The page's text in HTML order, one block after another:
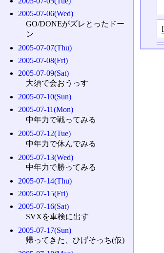
[
2005-07-06(Wed)
GO/DONEがズレとったドー
ン
2005-07-07(Thu)
2005-07-08(Fri)
2005-07-09(Sat)
大須で会おうっす
2005-07-10(Sun)
2005-07-11(Mon)
中年力で戦ってみる
2005-07-12(Tue)
中年力で休んでみる
2005-07-13(Wed)
中年力で勝ってみる
2005-07-14(Thu)
2005-07-15(Fri)
2005-07-16(Sat)
SVXを車検に出す
2005-07-17(Sun)
帰ってきた、ひげそっち(仮)